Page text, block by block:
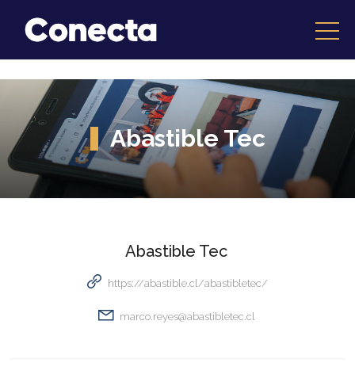
Abastible Tec
Abastible Tec
https://abastible.cl/abastibletec/
marco.reyes@abastibletec.cl